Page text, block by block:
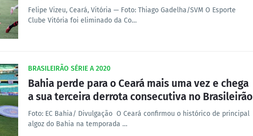
Felipe Vizeu, Ceará, Vitória — Foto: Thiago Gadelha/SVM O Esporte
Clube Vitória foi eliminado da Co…
BRASILEIRÃO SÉRIE A 2020
Bahia perde para o Ceará mais uma vez e chega
a sua terceira derrota consecutiva no Brasileirão
Foto: EC Bahia/ Divulgação O Ceará confirmou o histórico de principal
algoz do Bahia na temporada …